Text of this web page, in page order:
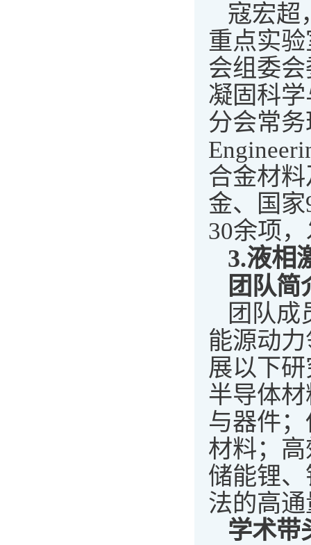
寇宏超
重点实
会组委
凝固科
分会常务
合金材
金、国
30余项
3.液相
团队简
团队成
能源动
展以下
半导体
与器件
材料；
储能锂
法的高
学术带